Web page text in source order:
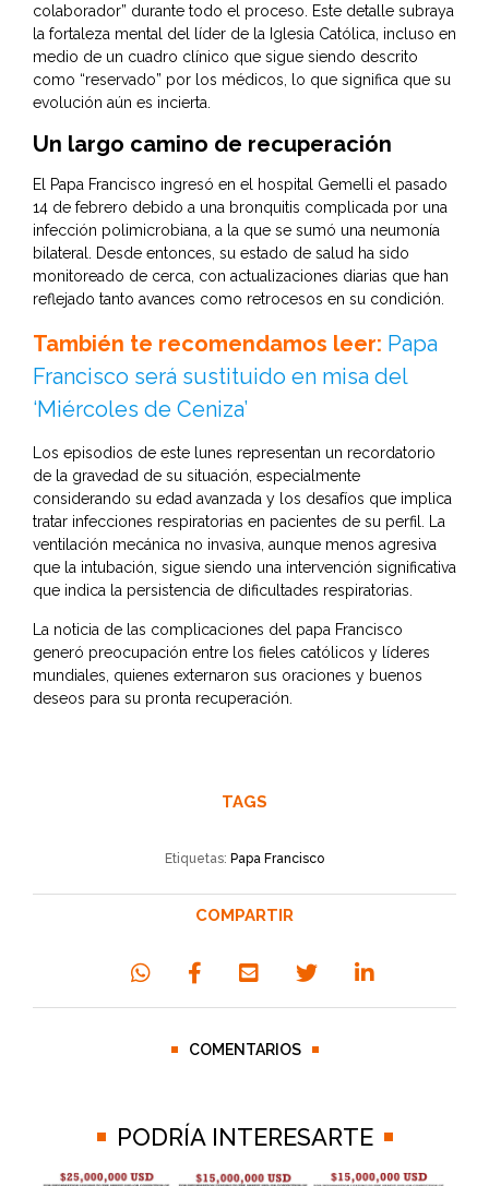
colaborador” durante todo el proceso. Este detalle subraya
la fortaleza mental del líder de la Iglesia Católica, incluso en
medio de un cuadro clínico que sigue siendo descrito
como “reservado” por los médicos, lo que significa que su
evolución aún es incierta.
Un largo camino de recuperación
El Papa Francisco ingresó en el hospital Gemelli el pasado
14 de febrero debido a una bronquitis complicada por una
infección polimicrobiana, a la que se sumó una neumonía
bilateral. Desde entonces, su estado de salud ha sido
monitoreado de cerca, con actualizaciones diarias que han
reflejado tanto avances como retrocesos en su condición.
También te recomendamos leer: Papa
Francisco será sustituido en misa del
‘Miércoles de Ceniza’
Los episodios de este lunes representan un recordatorio
de la gravedad de su situación, especialmente
considerando su edad avanzada y los desafíos que implica
tratar infecciones respiratorias en pacientes de su perfil. La
ventilación mecánica no invasiva, aunque menos agresiva
que la intubación, sigue siendo una intervención significativa
que indica la persistencia de dificultades respiratorias.
La noticia de las complicaciones del papa Francisco
generó preocupación entre los fieles católicos y líderes
mundiales, quienes externaron sus oraciones y buenos
deseos para su pronta recuperación.
TAGS
Etiquetas: Papa Francisco
COMPARTIR
COMENTARIOS
PODRÍA INTERESARTE